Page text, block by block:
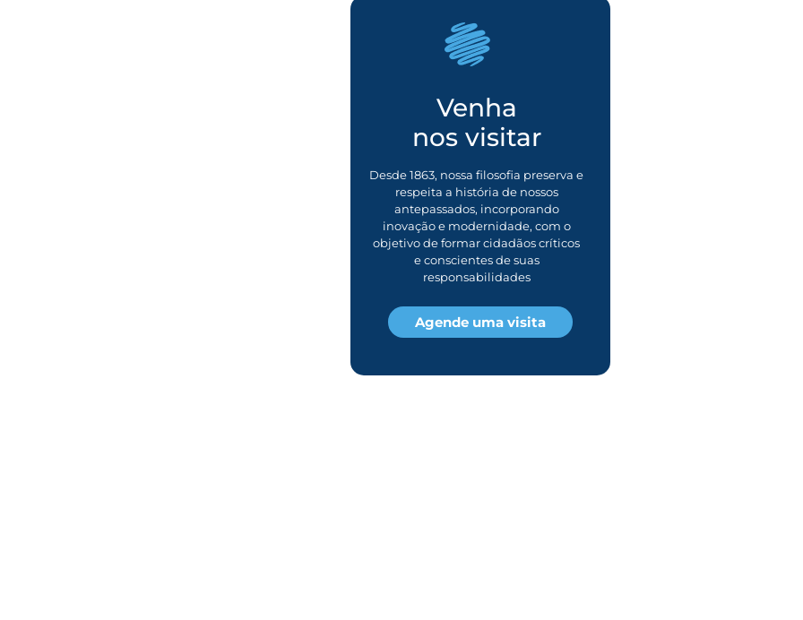
Venha
nos visitar
Desde 1863, nossa filosofia preserva e
respeita a história de nossos
antepassados, incorporando
inovação e modernidade, com o
objetivo de formar cidadãos críticos
e conscientes de suas
responsabilidades
Agende uma visita